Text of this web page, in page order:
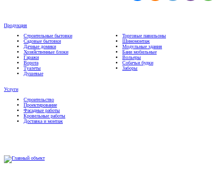
Продукция
Строительные бытовки
Садовые бытовки
Дачные домики
Хозяйственные блоки
Гаражи
Ворота
Туалеты
Душевые
Торговые павильоны
Шиномонтаж
Модульные здания
Бани мобильные
Вольеры
Собачьи будки
Заборы
Услуги
Строительство
Проектирование
Фасадные работы
Кровельные работы
Доставка и монтаж